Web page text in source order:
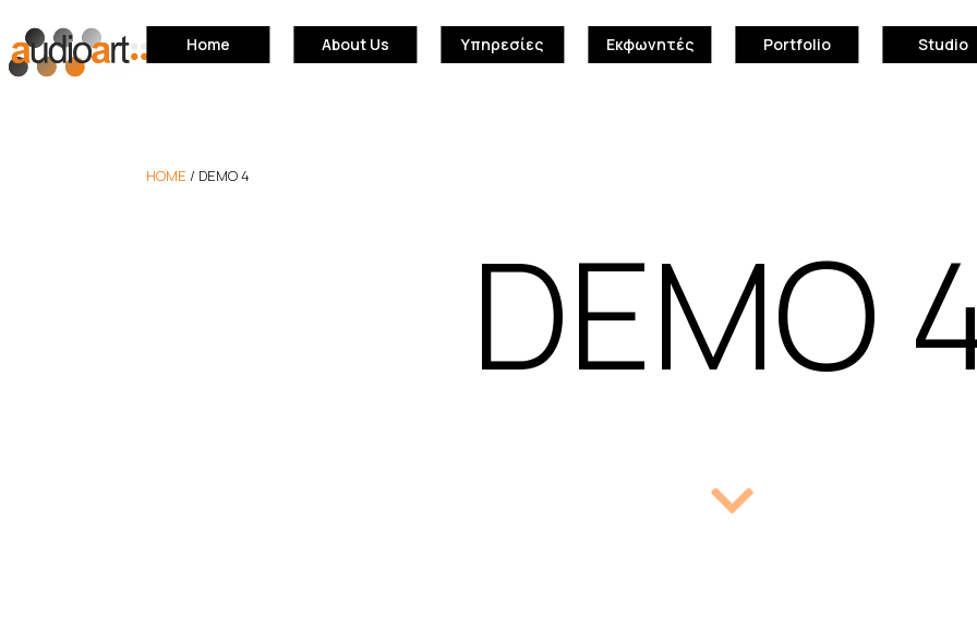
Home About Us Υπηρεσίες Εκφωνητές Portfolio Studio
HOME / DEMO 4
DEMO
